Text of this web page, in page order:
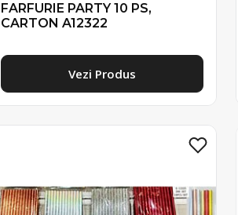
FARFURIE PARTY 10 PS,
CARTON A12322
Vezi Produs